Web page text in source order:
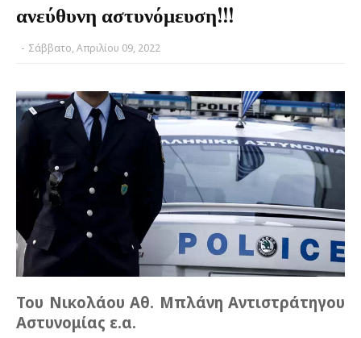
ανεύθυνη αστυνόμευση!!!
- Σάββατο, Απριλίου 09, 2022
Του Νικολάου Αθ. Μπλάνη Αντιστράτηγου
Αστυνομίας ε.α.